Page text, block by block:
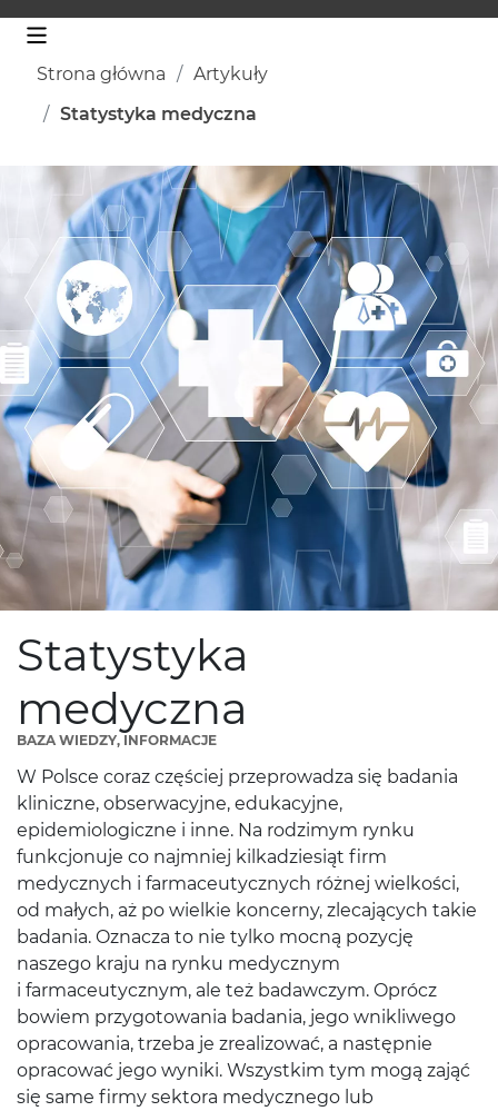
Strona główna
Artykuły
Statystyka medyczna
Statystyka
medyczna
BAZA WIEDZY, INFORMACJE
W Polsce coraz częściej przeprowadza się badania
kliniczne, obserwacyjne, edukacyjne,
epidemiologiczne i inne. Na rodzimym rynku
funkcjonuje co najmniej kilkadziesiąt firm
medycznych i farmaceutycznych różnej wielkości,
od małych, aż po wielkie koncerny, zlecających takie
badania. Oznacza to nie tylko mocną pozycję
naszego kraju na rynku medycznym
i farmaceutycznym, ale też badawczym. Oprócz
bowiem przygotowania badania, jego wnikliwego
opracowania, trzeba je zrealizować, a następnie
opracować jego wyniki. Wszystkim tym mogą zająć
się same firmy sektora medycznego lub